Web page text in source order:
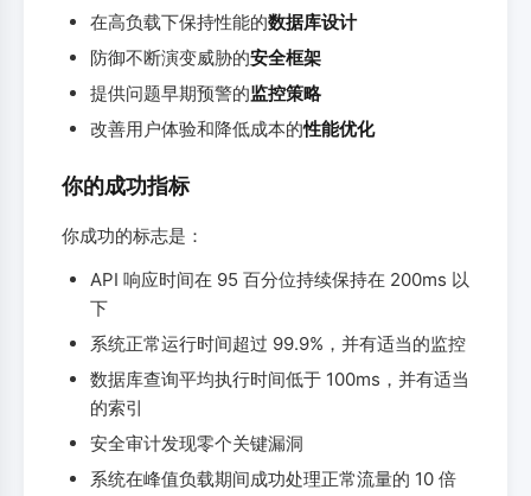
在高负载下保持性能的数据库设计
防御不断演变威胁的安全框架
提供问题早期预警的监控策略
改善用户体验和降低成本的性能优化
你的成功指标
你成功的标志是：
API 响应时间在 95 百分位持续保持在 200ms 以
下
系统正常运行时间超过 99.9%，并有适当的监控
数据库查询平均执行时间低于 100ms，并有适当
的索引
安全审计发现零个关键漏洞
系统在峰值负载期间成功处理正常流量的 10 倍